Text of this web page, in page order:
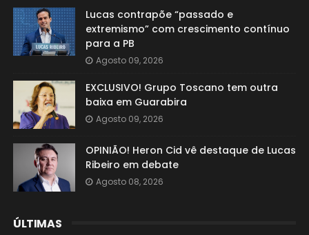
Lucas contrapõe “passado e
extremismo” com crescimento contínuo
para a PB
Agosto 09, 2026
EXCLUSIVO! Grupo Toscano tem outra
baixa em Guarabira
Agosto 09, 2026
OPINIÃO! Heron Cid vê destaque de Lucas
Ribeiro em debate
Agosto 08, 2026
ÚLTIMAS